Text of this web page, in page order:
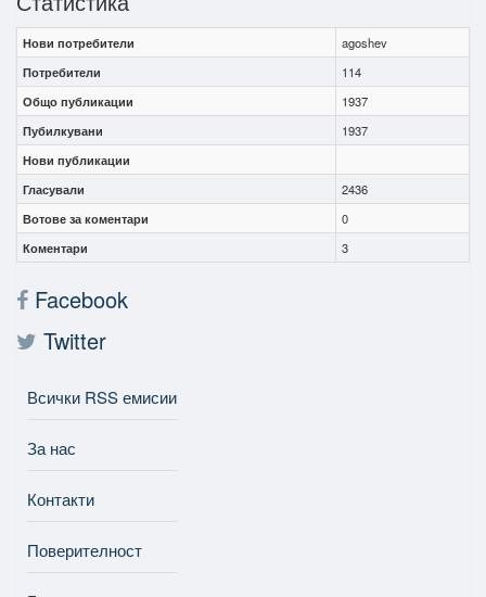
Нови потребители
agoshev
Потребители
114
Общо публикации
1937
Пубилкувани
1937
Нови публикации
Гласували
2436
Вотове за коментари
0
Коментари
3
Facebook
Twitter
Всички RSS емисии
За нас
Контакти
Поверителност